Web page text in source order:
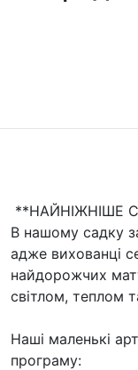
**НАЙНІЖНІШЕ
В нашому садку
адже вихованці
найдорожчих
світлом, теплом
Наші маленькі
програму: